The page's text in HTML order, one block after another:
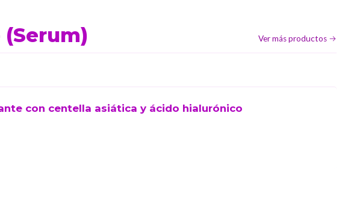
(Serum) Ver más productos
con centella asiática y ácido hialurónico